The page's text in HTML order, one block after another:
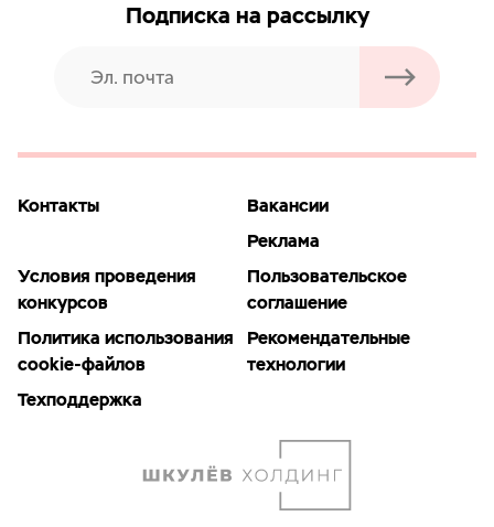
Подписка на рассылку
Контакты
Вакансии
Реклама
Условия проведения
конкурсов
Пользовательское
соглашение
Политика использования
cookie-файлов
Рекомендательные
технологии
Техподдержка